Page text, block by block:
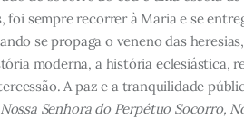
sempre recorrer à Maria e se
se propaga o veneno das
moderna, a história eclesiástica,
A paz e a tranquilidade
Senhora do Perpétuo Socorro,